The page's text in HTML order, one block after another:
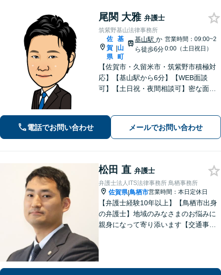
尾関 大雅 弁護士
筑紫野基山法律事務所
佐
賀
県
|
基
山
町
基山駅か
ら徒歩6分
営業時間：09:00~2
0:00（土日祝日）
【佐賀市・久留米市・筑紫野市積極対
応】【基山駅から6分】【WEB面談
可】【土日祝・夜間相談可】密な面談
り、最善を尽くします。「相談者様に
寄り添い親身に対応」【個室対応／守
電話でお問い合わせ メールでお問い合わせ
松田 直 弁護士
弁護士法人ITS法律事務所 鳥栖事務所
佐賀県|鳥栖市営業時間：本日定休日
【弁護士経験10年以上】【鳥栖市出身
の弁護士】地域のみなさまのお悩みに
親身になって寄り添います【交通事
ブルに対応【初回のご相談30分無料】